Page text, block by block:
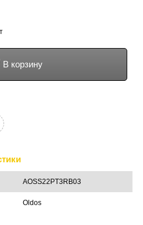
В корзину
AOSS22PT3RB03
Oldos